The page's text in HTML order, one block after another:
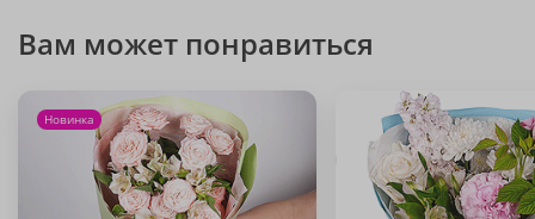
Вам может понравиться
Новинка